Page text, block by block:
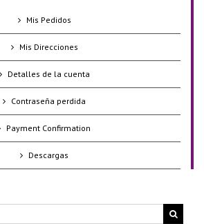
Mis Pedidos
Mis Direcciones
Detalles de la cuenta
Contraseña perdida
Payment Confirmation
Descargas